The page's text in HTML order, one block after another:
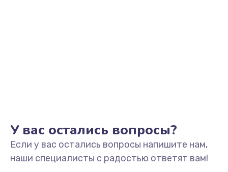
Замена/Pемонт карбюратора
1300 руб.
У вас остались вопросы?
Если у вас остались вопросы напишите нам,
наши специалисты с радостью ответят вам!